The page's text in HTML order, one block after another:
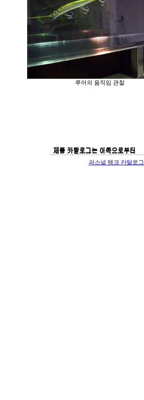
루어의 움직임 관찰
퍼스널 탱크 카탈로그